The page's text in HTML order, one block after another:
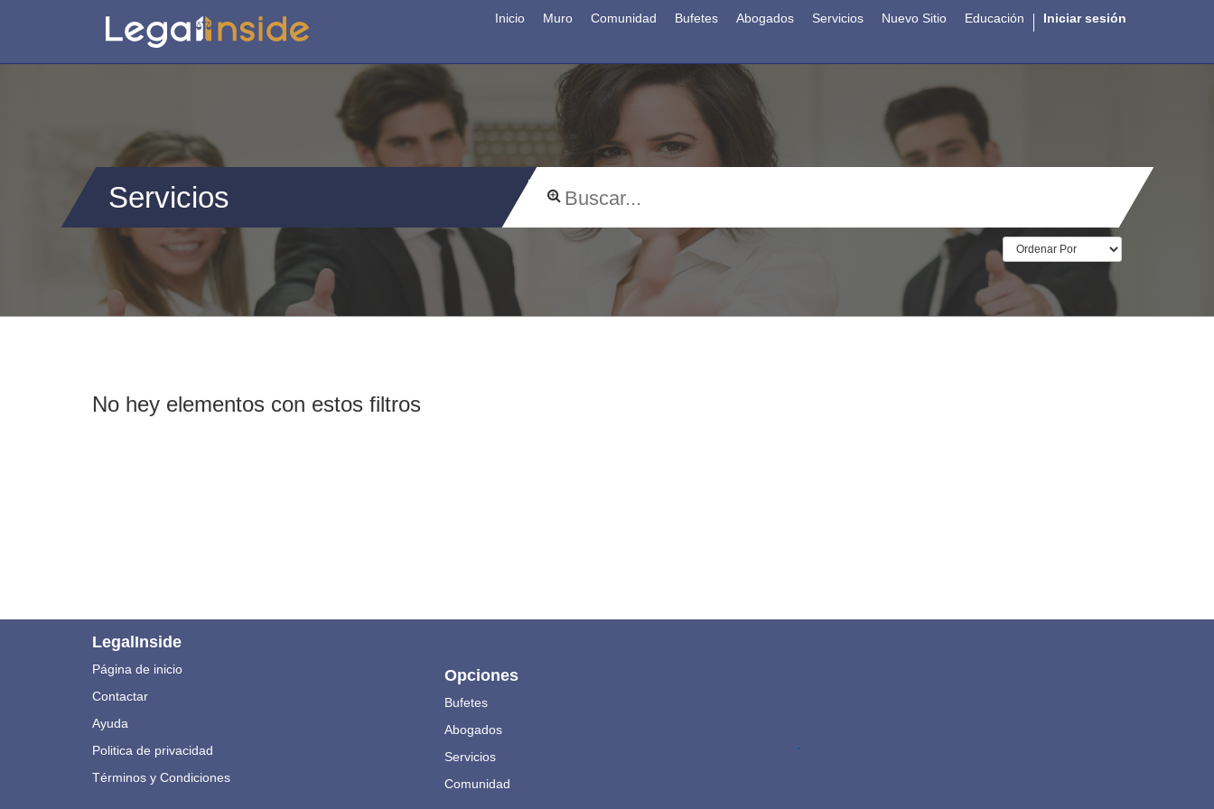
Inicio Muro Comunidad Bufetes Abogados Servicios Nuevo Sitio Educación Iniciar sesión
Servicios
No hey elementos con estos filtros
LegalInside
Página de inicio
Contactar
Ayuda
Politica de privacidad
Términos y Condiciones
Opciones
Bufetes
Abogados
Servicios
Comunidad
.